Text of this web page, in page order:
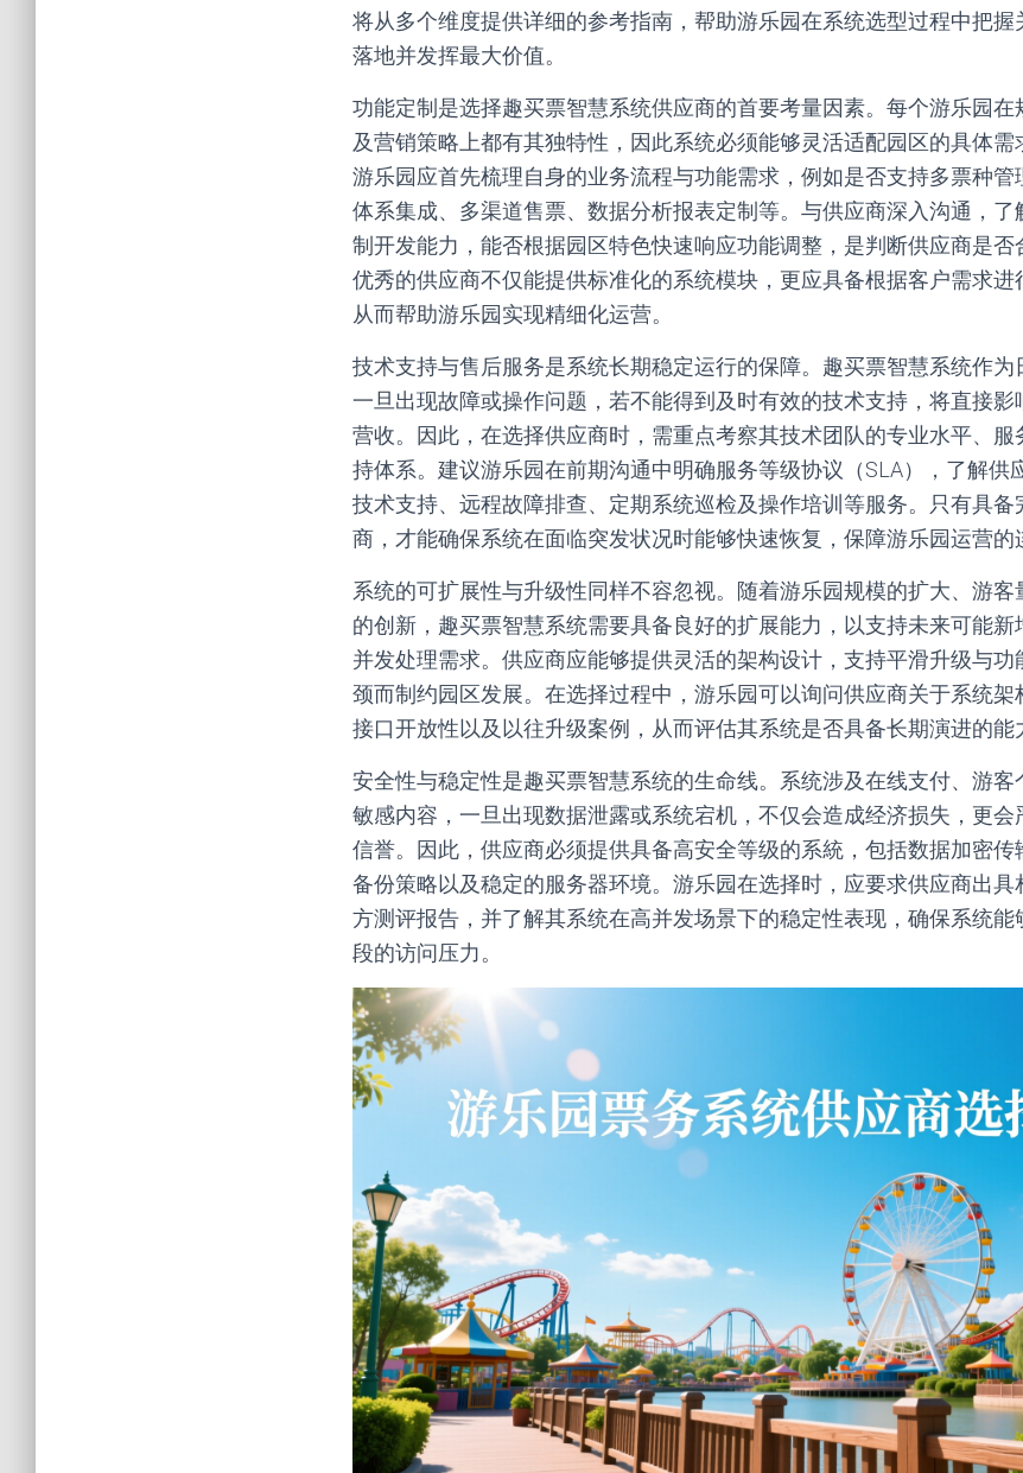
将从多个维度提供详细的参考指南，帮助游乐园在系统选型过程中把握
落地并发挥最大价值。
功能定制是选择趣买票智慧系统供应商的首要考量因素。每个游乐园
及营销策略上都有其独特性，因此系统必须能够灵活适配园区的具体需
游乐园应首先梳理自身的业务流程与功能需求，例如是否支持多票种管
体系集成、多渠道售票、数据分析报表定制等。与供应商深入沟通，了
制开发能力，能否根据园区特色快速响应功能调整，是判断供应商是否
优秀的供应商不仅能提供标准化的系统模块，更应具备根据客户需求进
从而帮助游乐园实现精细化运营。
技术支持与售后服务是系统长期稳定运行的保障。趣买票智慧系统作为
一旦出现故障或操作问题，若不能得到及时有效的技术支持，将直接影
营收。因此，在选择供应商时，需重点考察其技术团队的专业水平、服
持体系。建议游乐园在前期沟通中明确服务等级协议（SLA），了解供
技术支持、远程故障排查、定期系统巡检及操作培训等服务。只有具备
商，才能确保系统在面临突发状况时能够快速恢复，保障游乐园运营的
系统的可扩展性与升级性同样不容忽视。随着游乐园规模的扩大、游
的创新，趣买票智慧系统需要具备良好的扩展能力，以支持未来可能
并发处理需求。供应商应能够提供灵活的架构设计，支持平滑升级与
颈而制约园区发展。在选择过程中，游乐园可以询问供应商关于系统架
接口开放性以及以往升级案例，从而评估其系统是否具备长期演进的能
安全性与稳定性是趣买票智慧系统的生命线。系统涉及在线支付、游
敏感内容，一旦出现数据泄露或系统宕机，不仅会造成经济损失，更会
信誉。因此，供应商必须提供具备高安全等级的系統，包括数据加密传
备份策略以及稳定的服务器环境。游乐园在选择时，应要求供应商出具
方测评报告，并了解其系统在高并发场景下的稳定性表现，确保系统
段的访问压力。